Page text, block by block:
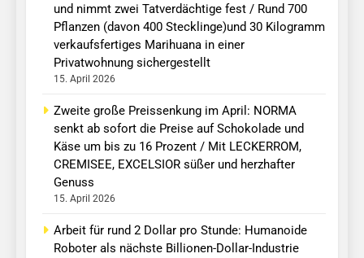
und nimmt zwei Tatverdächtige fest / Rund 700
Pflanzen (davon 400 Stecklinge)und 30 Kilogramm
verkaufsfertiges Marihuana in einer
Privatwohnung sichergestellt
15. April 2026
Zweite große Preissenkung im April: NORMA
senkt ab sofort die Preise auf Schokolade und
Käse um bis zu 16 Prozent / Mit LECKERROM,
CREMISEE, EXCELSIOR süßer und herzhafter
Genuss
15. April 2026
Arbeit für rund 2 Dollar pro Stunde: Humanoide
Roboter als nächste Billionen-Dollar-Industrie